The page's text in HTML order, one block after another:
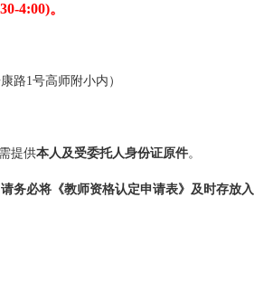
4:00)。
路1号高师附小内）
提供本人及受委托人身份证原件。
请务必将《教师资格认定申请表》及时存放